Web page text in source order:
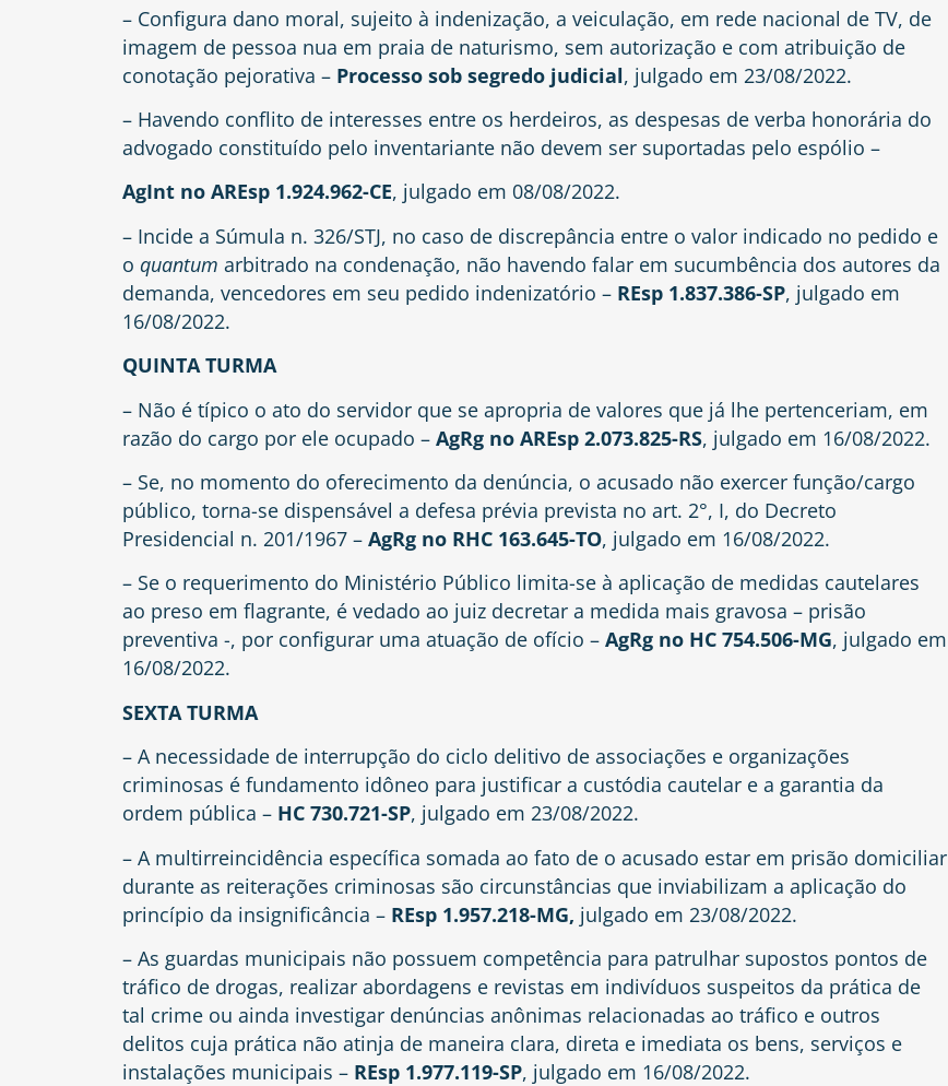
– Configura dano moral, sujeito à indenização, a veiculação, em rede nacional de TV, de
imagem de pessoa nua em praia de naturismo, sem autorização e com atribuição de
conotação pejorativa – Processo sob segredo judicial, julgado em 23/08/2022.
– Havendo conflito de interesses entre os herdeiros, as despesas de verba honorária do
advogado constituído pelo inventariante não devem ser suportadas pelo espólio –
AgInt no AREsp 1.924.962-CE, julgado em 08/08/2022.
– Incide a Súmula n. 326/STJ, no caso de discrepância entre o valor indicado no pedido e
o quantum arbitrado na condenação, não havendo falar em sucumbência dos autores da
demanda, vencedores em seu pedido indenizatório – REsp 1.837.386-SP, julgado em
16/08/2022.
QUINTA TURMA
– Não é típico o ato do servidor que se apropria de valores que já lhe pertenceriam, em
razão do cargo por ele ocupado – AgRg no AREsp 2.073.825-RS, julgado em 16/08/2022.
– Se, no momento do oferecimento da denúncia, o acusado não exercer função/cargo
público, torna-se dispensável a defesa prévia prevista no art. 2°, I, do Decreto
Presidencial n. 201/1967 – AgRg no RHC 163.645-TO, julgado em 16/08/2022.
– Se o requerimento do Ministério Público limita-se à aplicação de medidas cautelares
ao preso em flagrante, é vedado ao juiz decretar a medida mais gravosa – prisão
preventiva -, por configurar uma atuação de ofício – AgRg no HC 754.506-MG, julgado em
16/08/2022.
SEXTA TURMA
– A necessidade de interrupção do ciclo delitivo de associações e organizações
criminosas é fundamento idôneo para justificar a custódia cautelar e a garantia da
ordem pública – HC 730.721-SP, julgado em 23/08/2022.
– A multirreincidência específica somada ao fato de o acusado estar em prisão domiciliar
durante as reiterações criminosas são circunstâncias que inviabilizam a aplicação do
princípio da insignificância – REsp 1.957.218-MG, julgado em 23/08/2022.
– As guardas municipais não possuem competência para patrulhar supostos pontos de
tráfico de drogas, realizar abordagens e revistas em indivíduos suspeitos da prática de
tal crime ou ainda investigar denúncias anônimas relacionadas ao tráfico e outros
delitos cuja prática não atinja de maneira clara, direta e imediata os bens, serviços e
instalações municipais – REsp 1.977.119-SP, julgado em 16/08/2022.